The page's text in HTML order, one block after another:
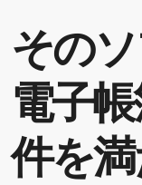
その
電子
件を